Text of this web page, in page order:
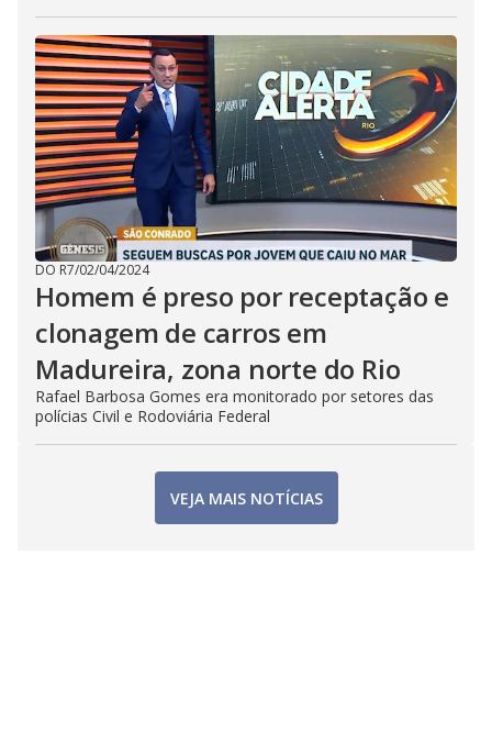
DO R7/02/04/2024
Homem é preso por receptação e
clonagem de carros em
Madureira, zona norte do Rio
Rafael Barbosa Gomes era monitorado por setores das
polícias Civil e Rodoviária Federal
VEJA MAIS NOTÍCIAS